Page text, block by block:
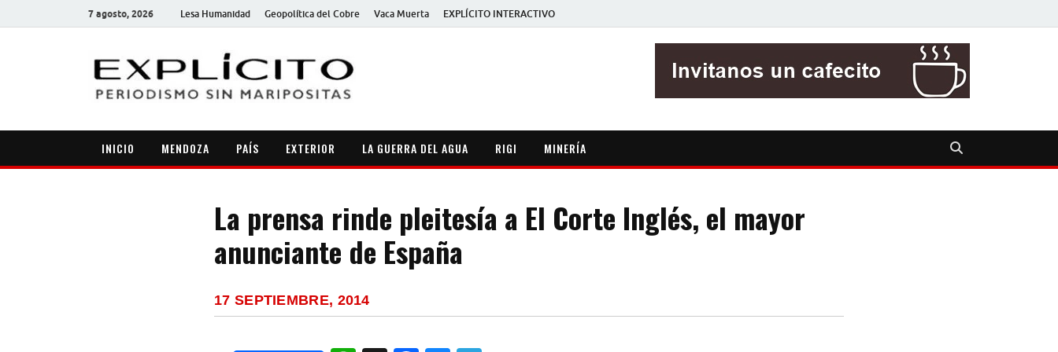
7 agosto, 2026 Lesa Humanidad Geopolítica del Cobre Vaca Muerta EXPLÍCITO INTERACTIVO
INICIO MENDOZA PAÍS EXTERIOR LA GUERRA DEL AGUA RIGI MINERÍA
La prensa rinde pleitesía a El Corte Inglés, el mayor
anunciante de España
17 SEPTIEMBRE, 2014